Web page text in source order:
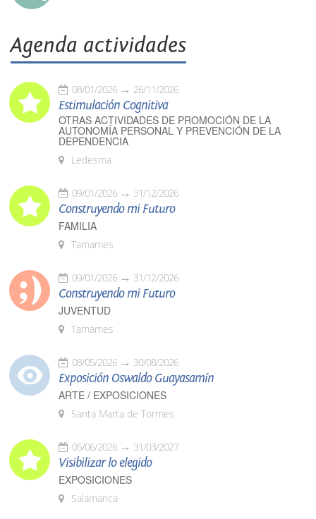
Agenda actividades
08/01/2026 26/11/2026
Estimulación Cognitiva
OTRAS ACTIVIDADES DE PROMOCIÓN DE LA
AUTONOMÍA PERSONAL Y PREVENCIÓN DE LA
DEPENDENCIA
Ledesma
09/01/2026 31/12/2026
Construyendo mi Futuro
FAMILIA
Tamames
09/01/2026 31/12/2026
Construyendo mi Futuro
JUVENTUD
Tamames
08/05/2026 30/08/2026
Exposición Oswaldo Guayasamín
ARTE / EXPOSICIONES
Santa Marta de Tormes
05/06/2026 31/03/2027
Visibilizar lo elegido
EXPOSICIONES
Salamanca